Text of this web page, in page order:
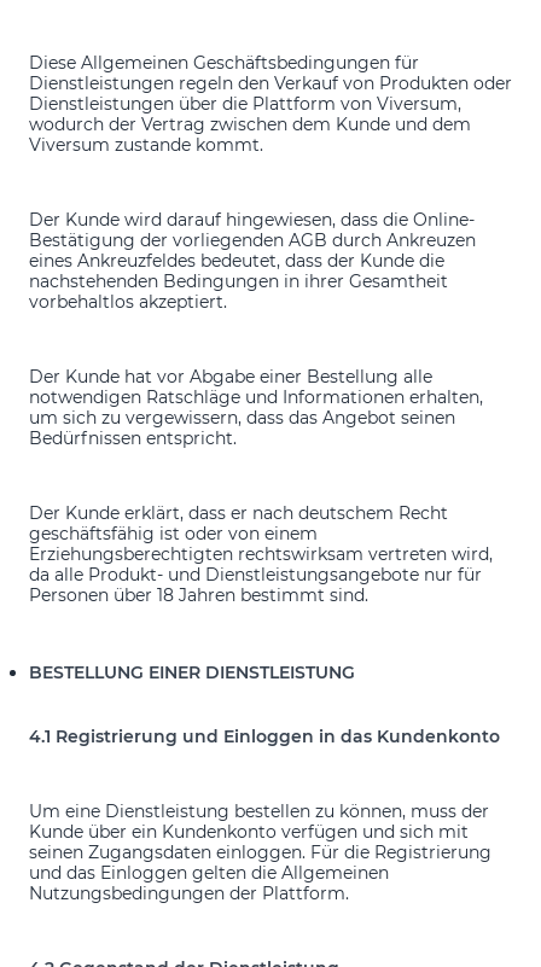
Diese Allgemeinen Geschäftsbedingungen für
Dienstleistungen regeln den Verkauf von Produkten oder
Dienstleistungen über die Plattform von Viversum,
wodurch der Vertrag zwischen dem Kunde und dem
Viversum zustande kommt.
Der Kunde wird darauf hingewiesen, dass die Online-
Bestätigung der vorliegenden AGB durch Ankreuzen
eines Ankreuzfeldes bedeutet, dass der Kunde die
nachstehenden Bedingungen in ihrer Gesamtheit
vorbehaltlos akzeptiert.
Der Kunde hat vor Abgabe einer Bestellung alle
notwendigen Ratschläge und Informationen erhalten,
um sich zu vergewissern, dass das Angebot seinen
Bedürfnissen entspricht.
Der Kunde erklärt, dass er nach deutschem Recht
geschäftsfähig ist oder von einem
Erziehungsberechtigten rechtswirksam vertreten wird,
da alle Produkt- und Dienstleistungsangebote nur für
Personen über 18 Jahren bestimmt sind.
BESTELLUNG EINER DIENSTLEISTUNG
4.1 Registrierung und Einloggen in das Kundenkonto
Um eine Dienstleistung bestellen zu können, muss der
Kunde über ein Kundenkonto verfügen und sich mit
seinen Zugangsdaten einloggen. Für die Registrierung
und das Einloggen gelten die Allgemeinen
Nutzungsbedingungen der Plattform.